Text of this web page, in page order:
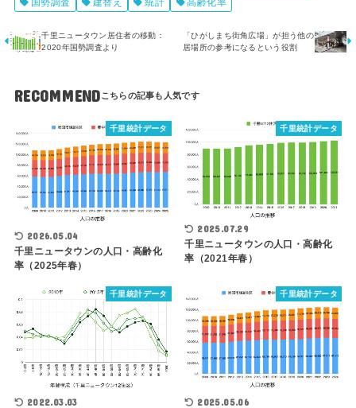
千里ニュータウン居住者の移動：
2020年国勢調査より
「ひがしまち街角広場」が担う他の
居場所の参考になるという役割
RECOMMEND
千里統計データ
2026.05.04
千里ニュータウンの人口・高齢化
率（2025年春）
千里統計データ
2025.07.29
千里ニュータウンの人口・高齢化
率（2021年春）
千里統計データ
2022.03.03
千里統計データ
2025.05.06